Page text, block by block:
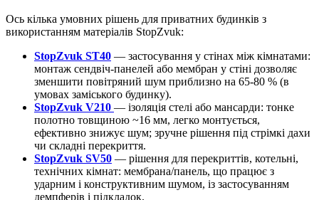
Ось кілька умовних рішень для приватних будинків з
використанням матеріалів StopZvuk:
StopZvuk ST40 — застосування у стінах між кімнатами:
монтаж сендвіч-панелей або мембран у стіні дозволяє
зменшити повітряний шум приблизно на 65-80 % (в
умовах заміського будинку).
StopZvuk V210 — ізоляція стелі або мансарди: тонке
полотно товщиною ~16 мм, легко монтується,
ефективно знижує шум; зручне рішення під стрімкі дахи
чи складні перекриття.
StopZvuk SV50 — рішення для перекриттів, котельні,
технічних кімнат: мембрана/панель, що працює з
ударним і конструктивним шумом, із застосуванням
демпферів і підкладок.